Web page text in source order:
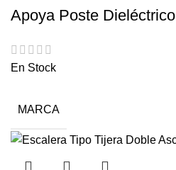
Apoya Poste Dieléctrico
En Stock
MARCA